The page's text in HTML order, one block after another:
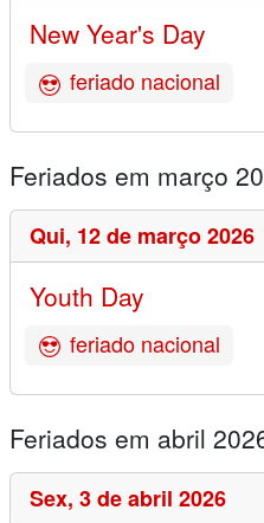
New Year's Day
feriado nacional
Feriados em março
Qui, 12 de março 2026
Youth Day
feriado nacional
Feriados em abril
Sex, 3 de abril 2026